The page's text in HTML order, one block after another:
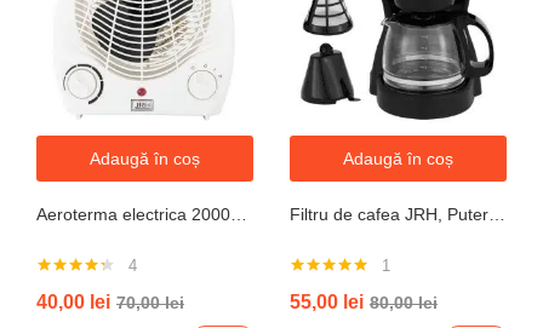
Adaugă în coș
Aeroterma electrica 2000W cu termostat si ventilație aer rece, protectie la supraincalzire
4.25din 5
4
40,00 lei 70,00lei
Adaugă în coș
Filtru de cafea JRH, Putere 550-650W, Capacitate 600ml, Functie mentinere la cald, Functie Anti-Picurare, Functioneaza cu cafea macinata
5.00din 5
1
55,00 lei 80,00lei